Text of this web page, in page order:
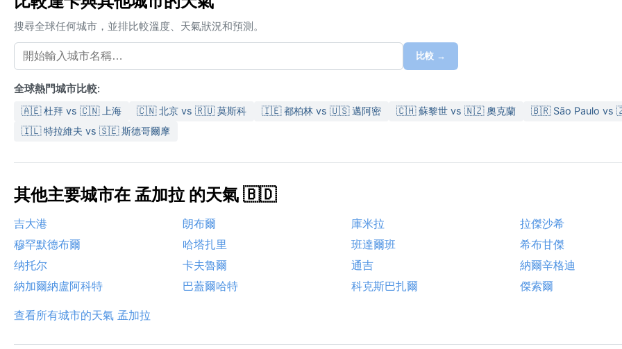
搜尋全球任何城市，並排比較溫度、天氣狀況和預測。
比較 →
全球熱門城市比較:
🇦🇪 杜拜 vs 🇨🇳 上海 🇨🇳 北京 vs 🇷🇺 莫斯科 🇮🇪 都柏林 vs 🇺🇸 邁阿密 🇨🇭 蘇黎世 vs 🇳🇿 奧克蘭
🇧🇷 São Paulo vs
🇮🇱 特拉維夫 vs 🇸🇪 斯德哥爾摩
其他主要城市在 孟加拉 的天氣 🇧🇩
吉大港 朗布爾 庫米拉
拉傑沙希
穆罕默德布爾
哈塔扎里 班達爾班
希布甘傑
纳托尔
卡夫魯爾 通吉
納爾辛格迪
納加爾納盧阿科特
巴蓋爾哈特 科克斯巴扎爾 傑索爾
查看所有城市的天氣 孟加拉